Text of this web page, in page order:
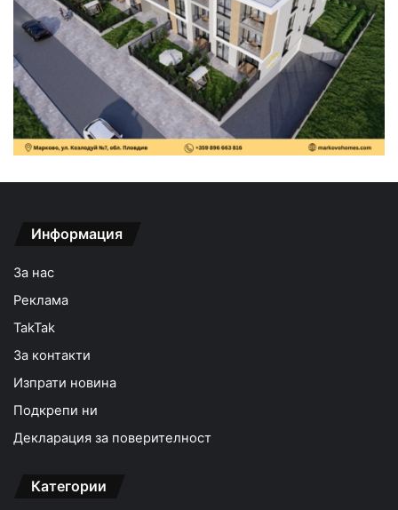
Информация
За нас
Реклама
TakTak
За контакти
Изпрати новина
Подкрепи ни
Декларация за поверителност
Категории